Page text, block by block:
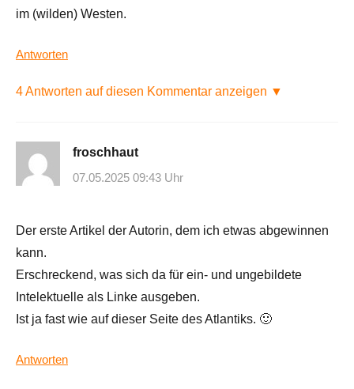
im (wilden) Westen.
Antworten
4 Antworten auf diesen Kommentar anzeigen ▼
froschhaut
07.05.2025 09:43 Uhr
Der erste Artikel der Autorin, dem ich etwas abgewinnen
kann.
Erschreckend, was sich da für ein- und ungebildete
Intelektuelle als Linke ausgeben.
Ist ja fast wie auf dieser Seite des Atlantiks. 🙂
Antworten